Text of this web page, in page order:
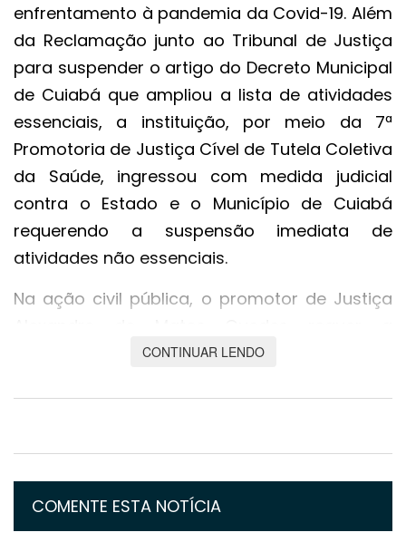
enfrentamento à pandemia da Covid-19. Além
da Reclamação junto ao Tribunal de Justiça
para suspender o artigo do Decreto Municipal
de Cuiabá que ampliou a lista de atividades
essenciais, a instituição, por meio da 7ª
Promotoria de Justiça Cível de Tutela Coletiva
da Saúde, ingressou com medida judicial
contra o Estado e o Município de Cuiabá
requerendo a suspensão imediata de
atividades não essenciais.
Na ação civil pública, o promotor de Justiça
concessão de medida liminar para obrigar os
de manutenção da atual situação
epidemiológica.
Em relação ao Estado, o Ministério Público
CONTINUAR LENDO
COMENTE ESTA NOTÍCIA